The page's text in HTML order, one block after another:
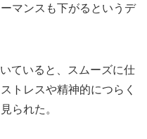
マンスも下がるというデ
ていると、スムーズに仕
トレスや精神的につらく
られた。